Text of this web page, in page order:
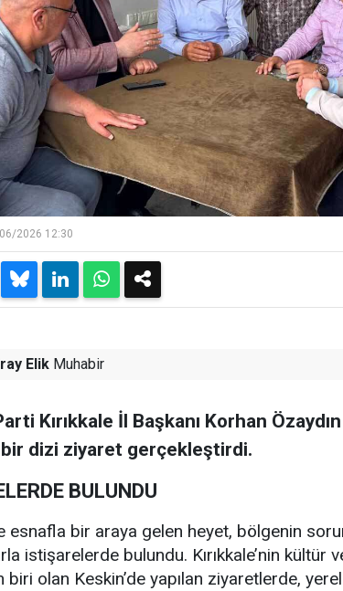
2026 12:30
Elik Muhabir
Kırıkkale İl Başkanı Korhan
dizi ziyaret gerçekleştirdi.
BULUNDU
esnafla bir araya gelen heyet, bölgenin
istişarelerde bulundu. Kırıkkale’nin kültür
biri olan Keskin’de yapılan ziyaretlerde,